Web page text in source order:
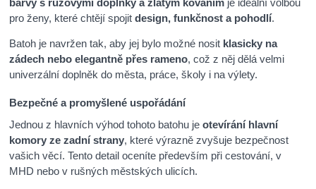
pro ženy, které chtějí spojitdesign, funkčnost a pohodlí.
Batoh je navržen tak, aby jej bylo možné nosit klasicky na
zádech nebo elegantně přes rameno, což z něj dělá velmi
univerzální doplněk do města, práce, školy i na výlety.
Bezpečné a promyšlené uspořádání
Jednou z hlavních výhod tohoto batohu jeotevírání hlavní
komory ze zadní strany, které výrazně zvyšuje bezpečnost
vašich věcí. Tento detail oceníte především při cestování, v
MHD nebo v rušných městských ulicích.